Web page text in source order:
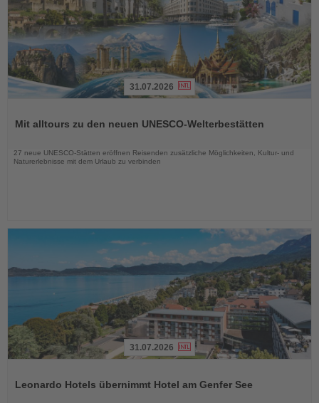
die
31.07.2026
Mit alltours zu den neuen UNESCO-Welterbestätten
27 neue UNESCO-Stätten eröffnen Reisenden zusätzliche Möglichkeiten, Kultur- und
Naturerlebnisse mit dem Urlaub zu verbinden
die
31.07.2026
Leonardo Hotels übernimmt Hotel am Genfer See